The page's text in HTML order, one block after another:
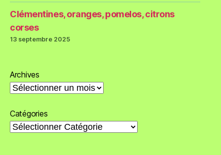
Clémentines, oranges, pomelos, citrons
corses
13 septembre 2025
Archives
Catégories